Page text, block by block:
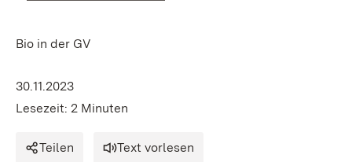
Bio in der GV
30.11.2023
Lesezeit: 2 Minuten
Teilen Text vorlesen